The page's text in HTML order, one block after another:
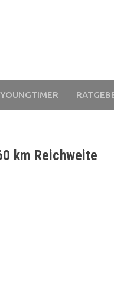
km Reichweite